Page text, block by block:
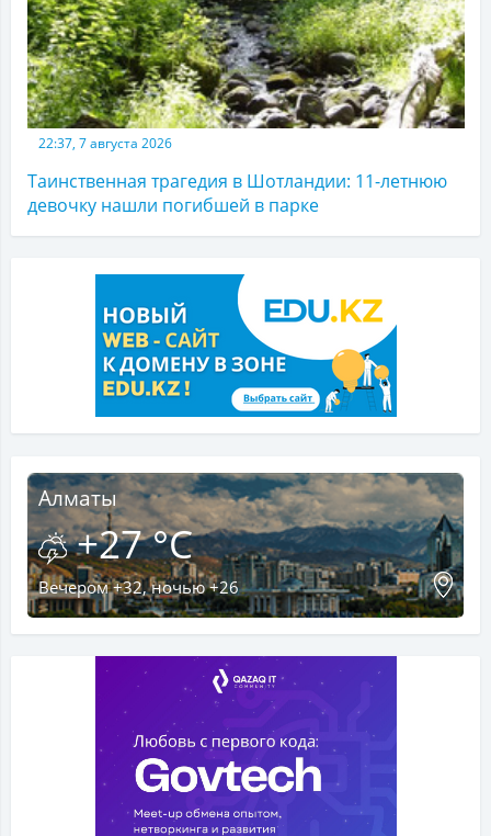
22:37, 7 августа 2026
Таинственная трагедия в Шотландии: 11-летнюю
девочку нашли погибшей в парке
Алматы
+27 °C
Вечером +32, ночью +26